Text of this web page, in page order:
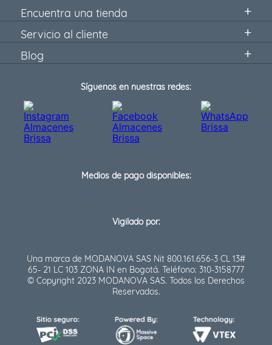
Encuentra una tienda
Servicio al cliente
Blog
Síguenos en nuestras redes:
Medios de pago disponibles:
Vigilado por:
Una marca de MODANOVA SAS Nit 800.161.656-3 CL 13#
65- 21 LC 103 ZONA IN en Bogotá. Teléfono: 310-3158777
© Copyright 2023 MODANOVA SAS. Todos los Derechos
Reservados.